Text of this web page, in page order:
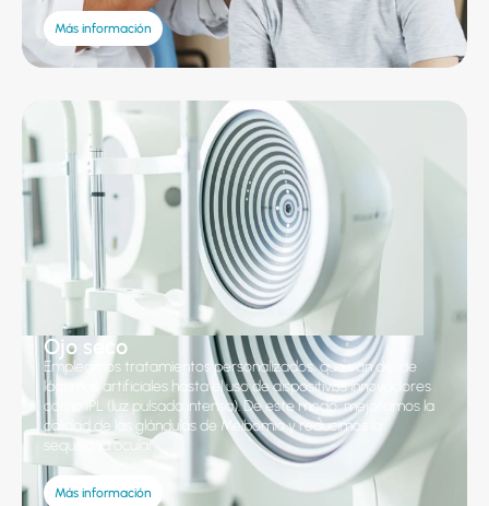
Más información
Ojo seco
Empleamos tratamientos personalizados, que van desde
lágrimas artificiales hasta el uso de dispositivos innovadores
como IPL (luz pulsada intensa). De este modo, mejoramos la
calidad de las glándulas de Meibomio y reducimos la
sequedad ocular.
Más información